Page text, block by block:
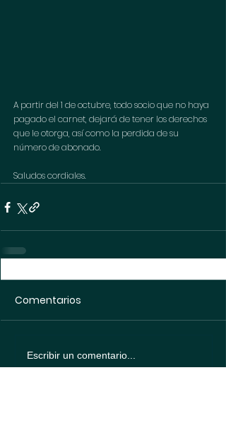
A partir del 1 de octubre, todo socio que no haya
pagado el carnet, dejará de tener los derechos
que le otorga, así como la perdida de su
número de abonado.
Saludos cordiales.
Comentarios
Escribir un comentario...